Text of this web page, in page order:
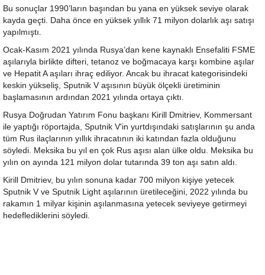
Bu sonuçlar 1990’ların başından bu yana en yüksek seviye olarak
kayda geçti. Daha önce en yüksek yıllık 71 milyon dolarlık aşı satışı
yapılmıştı.
Ocak-Kasım 2021 yılında Rusya’dan kene kaynaklı Ensefaliti FSME
aşılarıyla birlikte difteri, tetanoz ve boğmacaya karşı kombine aşılar
ve Hepatit A aşıları ihraç ediliyor. Ancak bu ihracat kategorisindeki
keskin yükseliş, Sputnik V aşısının büyük ölçekli üretiminin
başlamasının ardından 2021 yılında ortaya çıktı.
Rusya Doğrudan Yatırım Fonu başkanı Kirill Dmitriev, Kommersant
ile yaptığı röportajda, Sputnik V'in yurtdışındaki satışlarının şu anda
tüm Rus ilaçlarının yıllık ihracatının iki katından fazla olduğunu
söyledi. Meksika bu yıl en çok Rus aşısı alan ülke oldu. Meksika bu
yılın on ayında 121 milyon dolar tutarında 39 ton aşı satın aldı.
Kirill Dmitriev, bu yılın sonuna kadar 700 milyon kişiye yetecek
Sputnik V ve Sputnik Light aşılarının üretileceğini, 2022 yılında bu
rakamın 1 milyar kişinin aşılanmasına yetecek seviyeye getirmeyi
hedeflediklerini söyledi.